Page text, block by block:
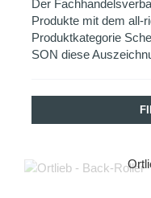
Der
Produkte mit dem all-
Produktkategorie
SON diese